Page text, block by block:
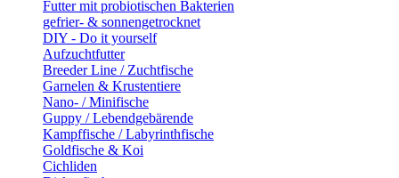
Futter mit probiotischen Bakterien
gefrier- & sonnengetrocknet
DIY - Do it yourself
Aufzuchtfutter
Breeder Line / Zuchtfische
Garnelen & Krustentiere
Nano- / Minifische
Guppy / Lebendgebärende
Kampffische / Labyrinthfische
Goldfische & Koi
Cichliden